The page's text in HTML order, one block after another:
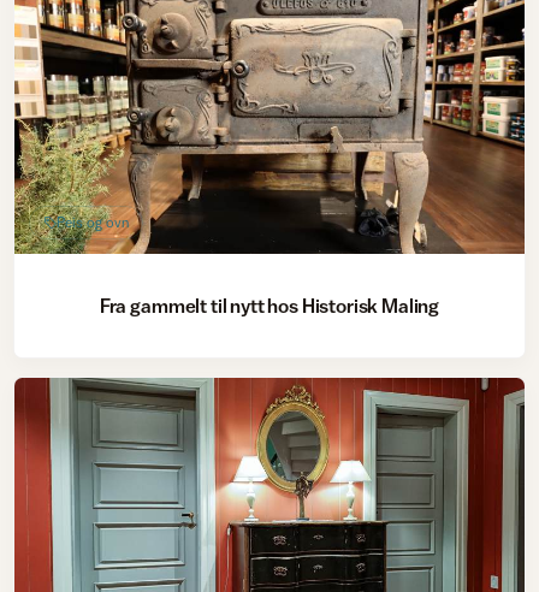
Peis og ovn
Fra gammelt til nytt hos Historisk Maling